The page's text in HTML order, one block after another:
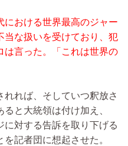
における世界最高のジャー
当な扱いを受けており、犯
は言った。「これは世界の
れれば、そしていつ釈放さ
と大統領は付け加え、
に対する告訴を取り下げる
記者団に想起させた。